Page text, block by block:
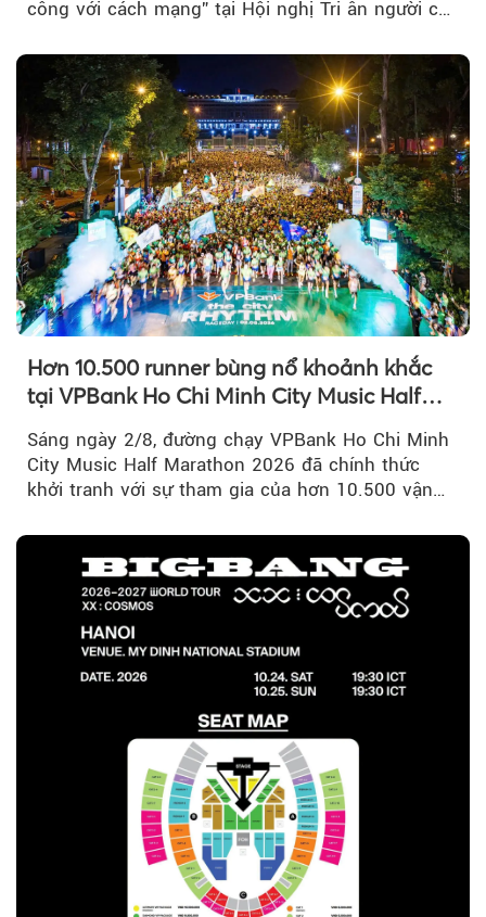
công với cách mạng” tại Hội nghị Tri ân người có
Hơn 10.500 runner bùng nổ khoảnh khắc
tại VPBank Ho Chi Minh City Music Half
Sáng ngày 2/8, đường chạy VPBank Ho Chi Minh
City Music Half Marathon 2026 đã chính thức
khởi tranh với sự tham gia của hơn 10.500 vận